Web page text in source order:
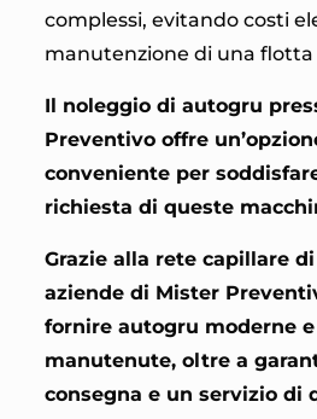
complessi, evitando costi
manutenzione di una flotta
Il noleggio di autogru
Preventivo offre
conveniente per
richiesta di queste
Grazie alla rete capillare
aziende di Mister
fornire autogru moderne
manutenute, oltre a
consegna e un servizio di